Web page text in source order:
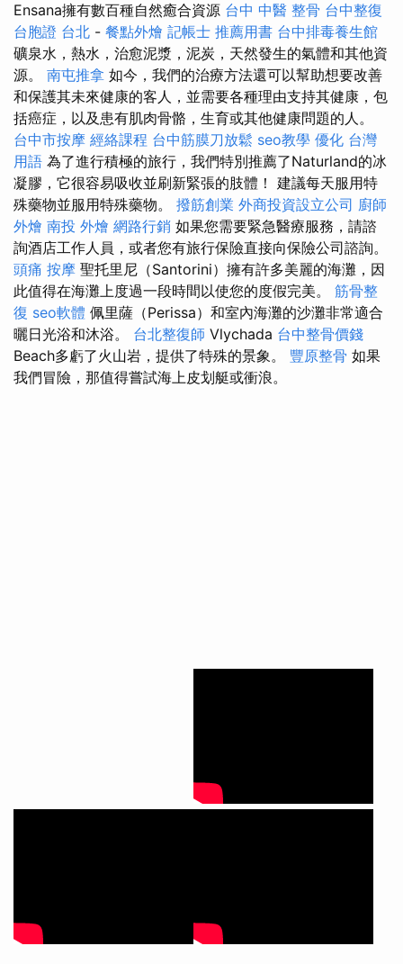
Ensana擁有數百種自然癒合資源 台中 中醫 整骨 台中整復
台胞證 台北 - 餐點外燴 記帳士 推薦用書 台中排毒養生館
礦泉水，熱水，治愈泥漿，泥炭，天然發生的氣體和其他資
源。 南屯推拿 如今，我們的治療方法還可以幫助想要改善
和保護其未來健康的客人，並需要各種理由支持其健康，包
括癌症，以及患有肌肉骨骼，生育或其他健康問題的人。
台中市按摩 經絡課程 台中筋膜刀放鬆 seo教學 優化 台灣
用語 為了進行積極的旅行，我們特別推薦了Naturland的冰
凝膠，它很容易吸收並刷新緊張的肢體！ 建議每天服用特
殊藥物並服用特殊藥物。 撥筋創業 外商投資設立公司 廚師
外燴 南投 外燴 網路行銷 如果您需要緊急醫療服務，請諮
詢酒店工作人員，或者您有旅行保險直接向保險公司諮詢。
頭痛 按摩 聖托里尼（Santorini）擁有許多美麗的海灘，因
此值得在海灘上度過一段時間以使您的度假完美。 筋骨整
復 seo軟體 佩里薩（Perissa）和室內海灘的沙灘非常適合
曬日光浴和沐浴。 台北整復師 Vlychada 台中整骨價錢
Beach多虧了火山岩，提供了特殊的景象。 豐原整骨 如果
我們冒險，那值得嘗試海上皮划艇或衝浪。